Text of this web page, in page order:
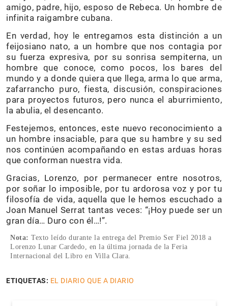
amigo, padre, hijo, esposo de Rebeca. Un hombre de
infinita raigambre cubana.
En verdad, hoy le entregamos esta distinción a un
feijosiano nato, a un hombre que nos contagia por
su fuerza expresiva, por su sonrisa sempiterna, un
hombre que conoce, como pocos, los bares del
mundo y a donde quiera que llega, arma lo que arma,
zafarrancho puro, fiesta, discusión, conspiraciones
para proyectos futuros, pero nunca el aburrimiento,
la abulia, el desencanto.
Festejemos, entonces, este nuevo reconocimiento a
un hombre insaciable, para que su hambre y su sed
nos continúen acompañando en estas arduas horas
que conforman nuestra vida.
Gracias, Lorenzo, por permanecer entre nosotros,
por soñar lo imposible, por tu ardorosa voz y por tu
filosofía de vida, aquella que le hemos escuchado a
Joan Manuel Serrat tantas veces: “¡Hoy puede ser un
gran día… Duro con él…!”.
Nota: Texto leído durante la entrega del Premio Ser Fiel 2018 a
Lorenzo Lunar Cardedo, en la última jornada de la Feria
Internacional del Libro en Villa Clara.
ETIQUETAS: EL DIARIO QUE A DIARIO